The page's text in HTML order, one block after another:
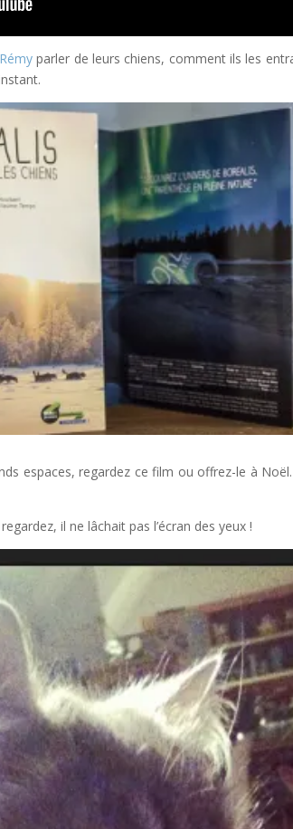
parler de leurs chiens, comment ils les
espaces, regardez ce film ou offrez-le à
il ne lâchait pas l’écran des yeux !